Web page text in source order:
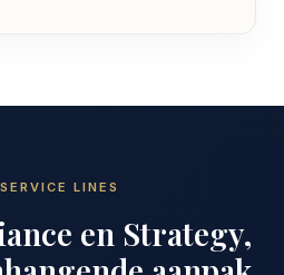
LINES
en Strategy,